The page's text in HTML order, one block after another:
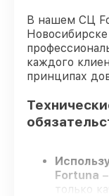
В нашем СЦ
каждого
принципах
Fortuna
только